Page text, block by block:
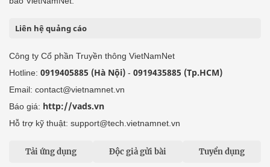
Liên hệ quảng cáo
Công ty Cổ phần Truyền thông VietNamNet
Hotline: 0919405885 (Hà Nội) - 0919435885 (Tp.HCM)
Email: contact@vietnamnet.vn
Báo giá: http://vads.vn
Hỗ trợ kỹ thuật: support@tech.vietnamnet.vn
Tải ứng dụng Độc giả gửi bài Tuyển dụng